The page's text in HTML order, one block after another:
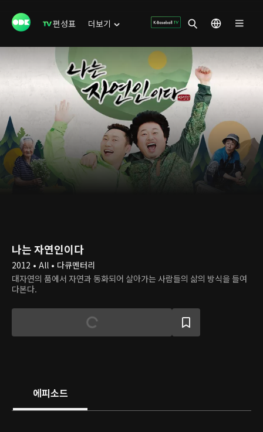
편성표 더보기
나는 자연인이다
2012 • All • 다큐멘터리
대자연의 품에서 자연과 동화되어 살아가는 사람들의 삶의 방식을 들여
다본다.
에피소드